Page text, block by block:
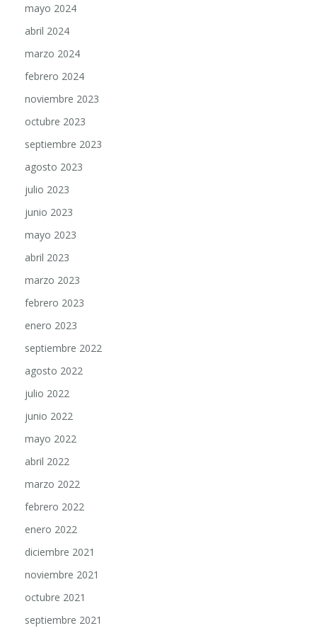
mayo 2024
abril 2024
marzo 2024
febrero 2024
noviembre 2023
octubre 2023
septiembre 2023
agosto 2023
julio 2023
junio 2023
mayo 2023
abril 2023
marzo 2023
febrero 2023
enero 2023
septiembre 2022
agosto 2022
julio 2022
junio 2022
mayo 2022
abril 2022
marzo 2022
febrero 2022
enero 2022
diciembre 2021
noviembre 2021
octubre 2021
septiembre 2021